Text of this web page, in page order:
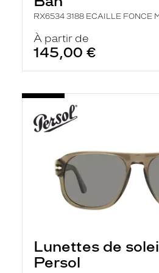
RX6534 3188 ECAILLE FONCE M
À partir de
145,00 €
Lunettes de
Persol